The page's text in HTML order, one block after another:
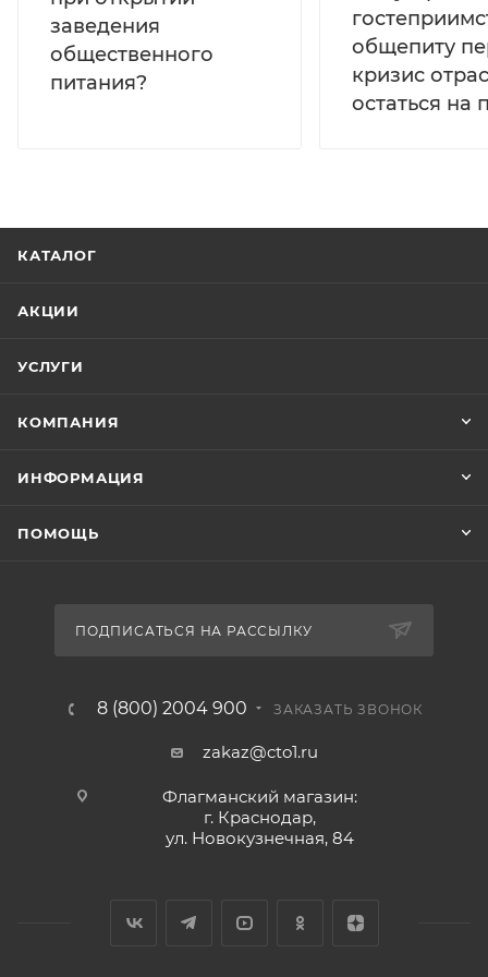
заведения
общественного
питания?
общепиту
кризис
остаться на
КАТАЛОГ
АКЦИИ
УСЛУГИ
КОМПАНИЯ
ИНФОРМАЦИЯ
ПОМОЩЬ
ПОДПИСАТЬСЯ НА РАССЫЛКУ
8 (800) 2004 900 ЗАКАЗАТЬ ЗВОНОК
zakaz@cto1.ru
Флагманский магазин:
г. Краснодар,
ул. Новокузнечная, 84